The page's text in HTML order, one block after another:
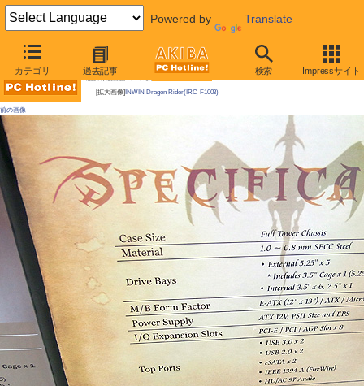
Powered by Translate
カテゴリ 過去記事 検索 Impressサイト
AKIBA PC Hotline! 2011年2月19日号
[拡大画像] INWIN Dragon Rider(IRC-F1003)
前の画像←